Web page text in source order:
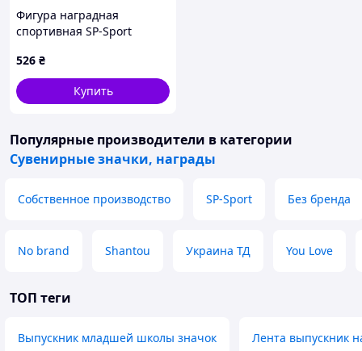
Фигура наградная
спортивная SP-Sport
JZ2346A
526 ₴
Купить
Популярные производители в категории
Сувенирные значки, награды
Собственное производство SP-Sport Без бренда
No brand Shantou Украина ТД You Love
ТОП теги
Выпускник младшей школы значок Лента выпускник